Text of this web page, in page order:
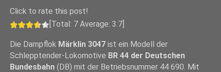
Click to rate this post!
[Total: 7 Average: 3.7
Die Dampflok Märklin 3047 ist ein Modell der
Schlepptender-Lokomotive BR 44 der Deutschen
Bundesbahn (DB) mit der Betriebsnummer 44 690. Mit